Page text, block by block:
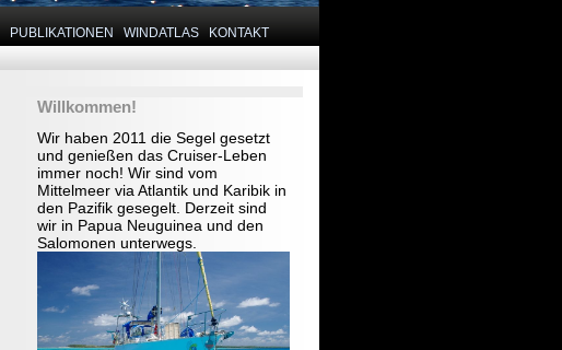
PUBLIKATIONEN WINDATLAS KONTAKT
Willkommen!
Wir haben 2011 die Segel gesetzt
und genießen das Cruiser-Leben
immer noch! Wir sind vom
Mittelmeer via Atlantik und Karibik in
den Pazifik gesegelt. Derzeit sind
wir in Papua Neuguinea und den
Salomonen unterwegs.